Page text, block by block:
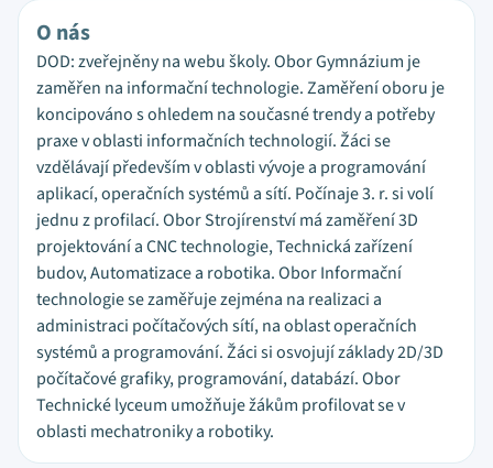
O nás
DOD: zveřejněny na webu školy. Obor Gymnázium je
zaměřen na informační technologie. Zaměření oboru je
koncipováno s ohledem na současné trendy a potřeby
praxe v oblasti informačních technologií. Žáci se
vzdělávají především v oblasti vývoje a programování
aplikací, operačních systémů a sítí. Počínaje 3. r. si volí
jednu z profilací. Obor Strojírenství má zaměření 3D
projektování a CNC technologie, Technická zařízení
budov, Automatizace a robotika. Obor Informační
technologie se zaměřuje zejména na realizaci a
administraci počítačových sítí, na oblast operačních
systémů a programování. Žáci si osvojují základy 2D/3D
počítačové grafiky, programování, databází. Obor
Technické lyceum umožňuje žákům profilovat se v
oblasti mechatroniky a robotiky.